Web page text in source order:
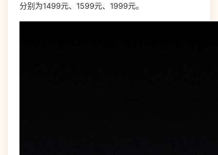
分别为1499元、1599元、1999元。